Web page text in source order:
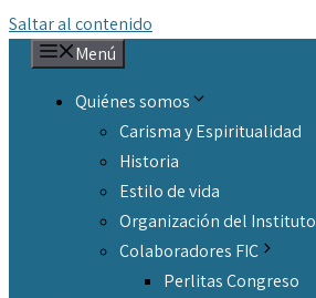
Saltar al contenido
Menú
Quiénes somos
Carisma y Espiritualidad
Historia
Estilo de vida
Organización del Instituto
Colaboradores FIC
Perlitas Congreso